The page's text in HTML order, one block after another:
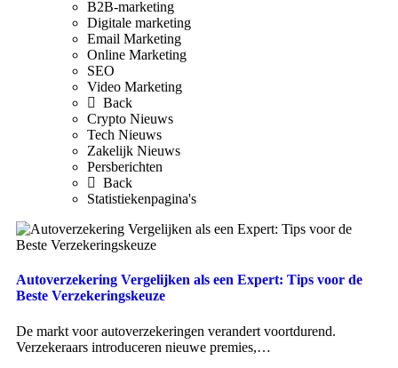
B2B-marketing
Digitale marketing
Email Marketing
Online Marketing
SEO
Video Marketing
Back
Crypto Nieuws
Tech Nieuws
Zakelijk Nieuws
Persberichten
Back
Statistiekenpagina's
Autoverzekering Vergelijken als een Expert: Tips voor de
Beste Verzekeringskeuze
De markt voor autoverzekeringen verandert voortdurend.
Verzekeraars introduceren nieuwe premies,…